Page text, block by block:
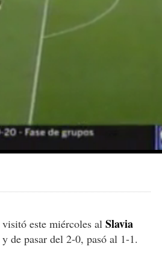
visitó este miércoles al Slavia
y de pasar del 2-0, pasó al 1-1.